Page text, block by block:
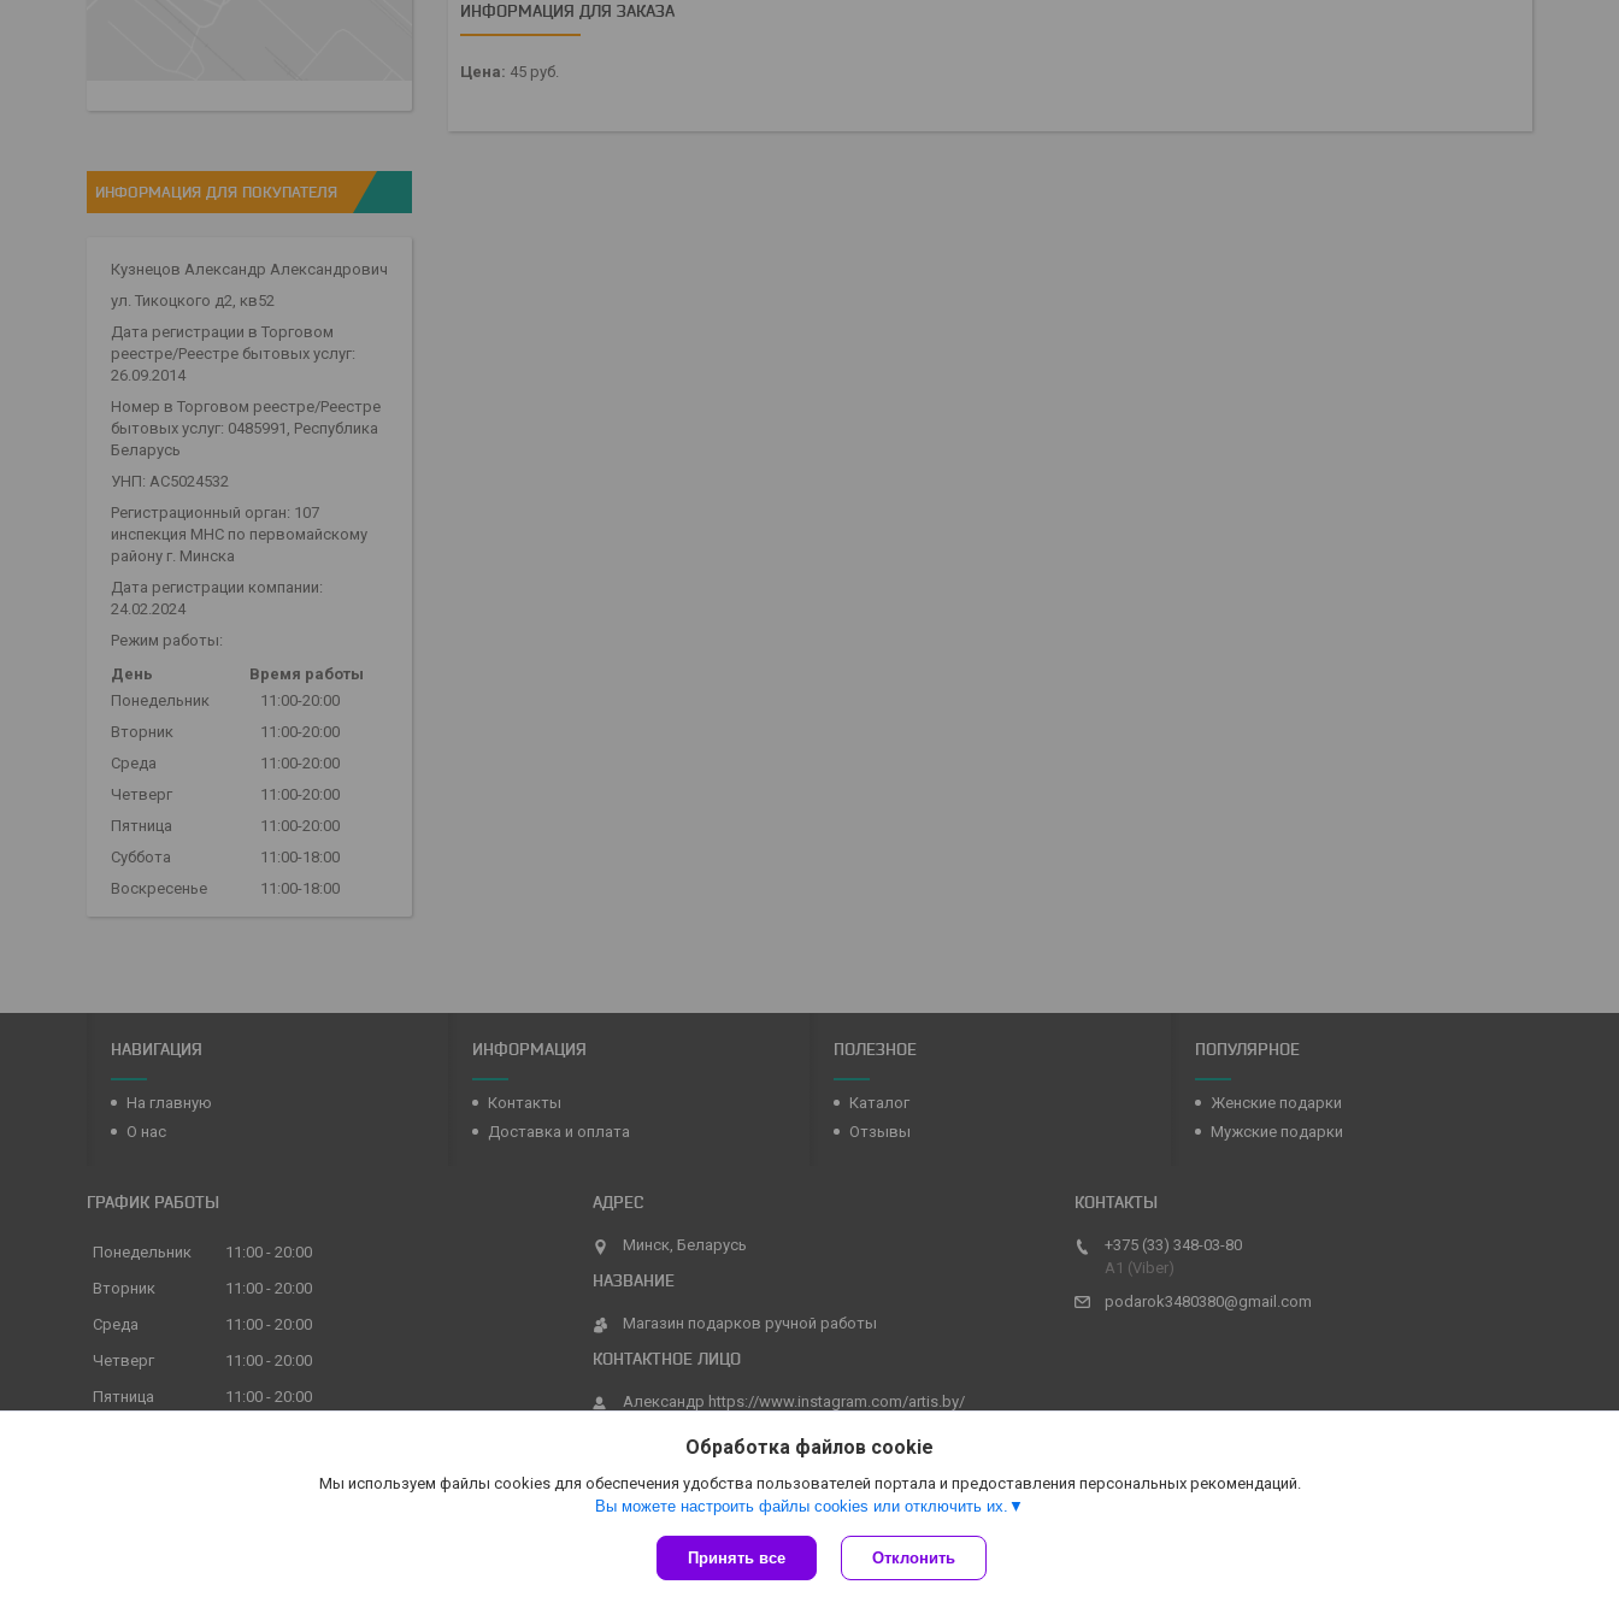
ИНФОРМАЦИЯ ДЛЯ ЗАКАЗА
Цена: 45 руб.
ИНФОРМАЦИЯ ДЛЯ ПОКУПАТЕЛЯ
Кузнецов Александр Александрович
ул. Тикоцкого д2, кв52
Дата регистрации в Торговом
реестре/Реестре бытовых услуг:
26.09.2014
Номер в Торговом реестре/Реестре
бытовых услуг: 0485991, Республика
Беларусь
УНП: АС5024532
Регистрационный орган: 107
инспекция МНС по первомайскому
району г. Минска
Дата регистрации компании:
24.02.2024
Режим работы:
День
Время работы
Понедельник
11:00-20:00
Вторник
11:00-20:00
Среда
11:00-20:00
Четверг
11:00-20:00
Пятница
11:00-20:00
Суббота
11:00-18:00
Воскресенье
11:00-18:00
НАВИГАЦИЯ
На главную
О нас
ИНФОРМАЦИЯ
Контакты
Доставка и оплата
ПОЛЕЗНОЕ
Каталог
Отзывы
ПОПУЛЯРНОЕ
Женские подарки
Мужские подарки
ГРАФИК РАБОТЫ
Понедельник 11:00
20:00
Вторник
11:00
20:00
Среда
11:00
20:00
Четверг
11:00
20:00
Пятница
11:00
20:00
Минск, Беларусь
Магазин подарков ручной работы
Александр https://www.instagram.com/artis.by/
+375 (33) 348-03-80
А1 (Viber)
podarok3480380@gmail.com
Сайт создан на платформе Deal.by
Политика обработки файлов cookies
Обработка файлов cookie
Мы используем файлы cookies для обеспечения удобства пользователей портала и предоставления персональных рекомендаций.
Вы можете настроить файлы cookies или отключить их.
Принять все Отклонить